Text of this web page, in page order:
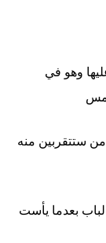
وهو في
ستتقربين منه
بعدما يأست